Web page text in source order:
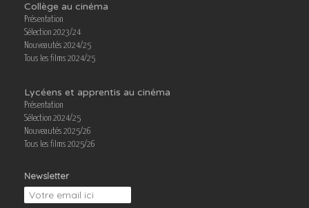
Collège au cinéma
Présentation
Sélection 2023/24
Nouveautés 2024/25
Tous les films 2024/25
Lycéens et apprentis au cinéma
Présentation
Sélection 2024/25
Nouveautés 2025/26
Tous les films 2025/26
Newsletter